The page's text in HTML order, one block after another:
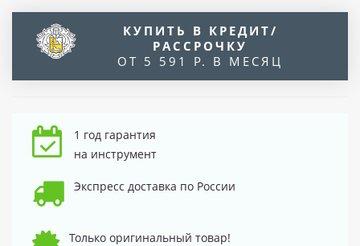
КУПИТЬ В КРЕДИТ/
РАССРОЧКУ
ОТ 5 591 Р. В МЕСЯЦ
1 год гарантия
на инструмент
Экспресс доставка по России
Только оригинальный товар!